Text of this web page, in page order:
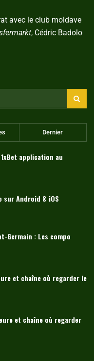
avec le club moldave
, Cédric Badolo
Dernier
application au
sur Android & iOS
Germain : Les compo
et chaîne où regarder le
et chaîne où regarder